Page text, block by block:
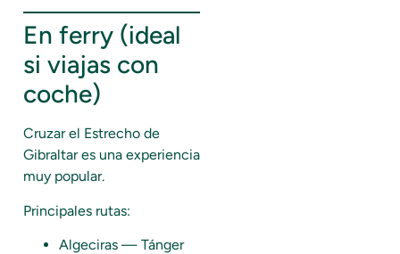
En ferry (ideal
si viajas con
coche)
Cruzar el Estrecho de
Gibraltar es una experiencia
muy popular.
Principales rutas:
Algeciras — Tánger